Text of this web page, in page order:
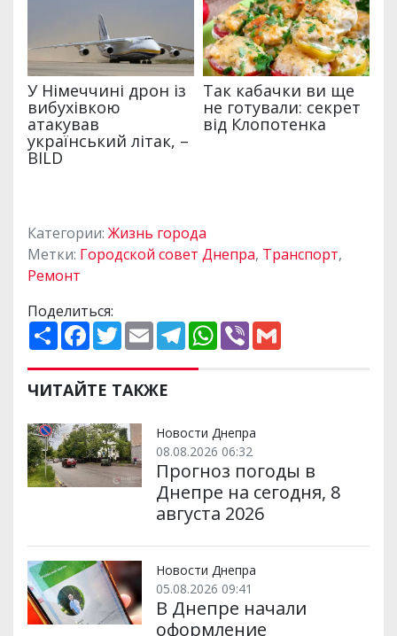
Категории: Жизнь города
Метки: Городской совет Днепра, Транспорт,
Ремонт
Поделиться:
П
о
и
р
и
и
F
a
e
b
o
k
T
w
t
t
e
E
m
i
l
T
e
e
m
W
h
p
V
ЧИТАЙТЕ ТАКЖЕ
Новости Днепра
08.08.2026 06:32
Прогноз погоды в
Днепре на сегодня, 8
августа 2026
Новости Днепра
05.08.2026 09:41
В Днепре начали
оформление